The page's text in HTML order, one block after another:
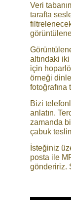
Veri
tarafta
altındaki
için
örneği
fotoğrafına
Bizi
anlatın.
zamanda
çabuk
İsteğiniz
posta ile
göndeririz.